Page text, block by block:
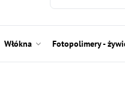
Włókna Fotopolimery -